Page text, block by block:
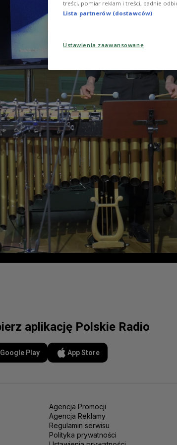
aplikację Polskie Radio
Google Play App Store
Agencja Promocji
Agencja Reklamy
Regulamin serwisu
Polityka prywatności
treści, pomiar reklam i treści, badnie
Lista partnerów (dostawców)
Ustawienia zaawansowane